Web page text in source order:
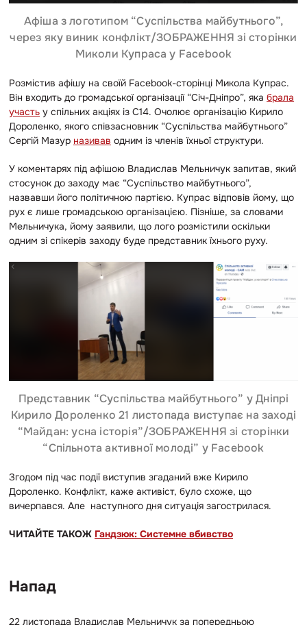
Афіша з логотипом “Суспільства майбутнього”,
через яку виник конфлікт/ЗОБРАЖЕННЯ зі сторінки
Миколи Купраса у Facebook
Розмістив афішу на своїй Facebook-сторінці Микола Купрас.
Він входить до громадської організації “Січ-Дніпро”, яка брала
участь у спільних акціях із С14. Очолює організацію Кирило
Дороленко, якого співзасновник “Суспільства майбутнього”
Сергій Мазур називав одним із членів їхньої структури.
У коментарях під афішою Владислав Мельничук запитав, який
стосунок до заходу має “Суспільство майбутнього”,
назвавши його політичною партією. Купрас відповів йому, що
рух є лише громадською організацією. Пізніше, за словами
Мельничука, йому заявили, що лого розмістили оскільки
одним зі спікерів заходу буде представник їхнього руху.
Представник “Суспільства майбутнього” у Дніпрі
Кирило Дороленко 21 листопада виступає на заході
“Майдан: усна історія”/ЗОБРАЖЕННЯ зі сторінки
“Спільнота активної молоді” у Facebook
Згодом під час події виступив згаданий вже Кирило
Дороленко. Конфлікт, каже активіст, було схоже, що
вичерпався. Але наступного дня ситуація загострилася.
ЧИТАЙТЕ ТАКОЖ Гандзюк: Системне вбивство
Напад
22 листопада Владислав Мельничук за попередньою